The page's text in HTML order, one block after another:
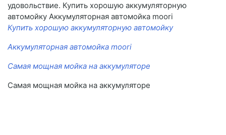
удовольствие. Купить хорошую аккумуляторную
автомойку Аккумуляторная автомойка moori
Купить хорошую аккумуляторную автомойку
Аккумуляторная автомойка moori
Самая мощная мойка на аккумуляторе
Самая мощная мойка на аккумуляторе